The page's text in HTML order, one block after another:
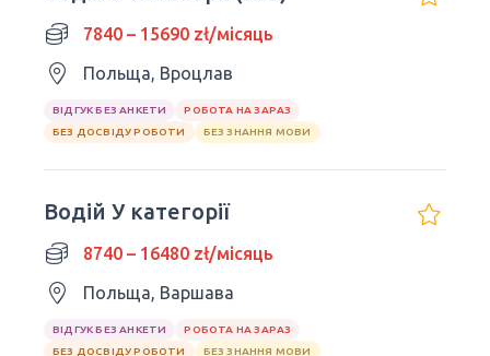
7840 – 15690 zł/місяць
Польща, Вроцлав
ВІДГУК БЕЗ АНКЕТИ
РОБОТА НА ЗАРАЗ
БЕЗ ДОСВІДУ РОБОТИ
БЕЗ ЗНАННЯ МОВИ
Водій У категорії
8740 – 16480 zł/місяць
Польща, Варшава
ВІДГУК БЕЗ АНКЕТИ
РОБОТА НА ЗАРАЗ
БЕЗ ДОСВІДУ РОБОТИ
БЕЗ ЗНАННЯ МОВИ